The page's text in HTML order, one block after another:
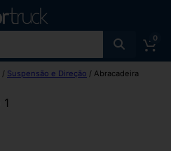
0
/ Suspensão e Direção / Abracadeira